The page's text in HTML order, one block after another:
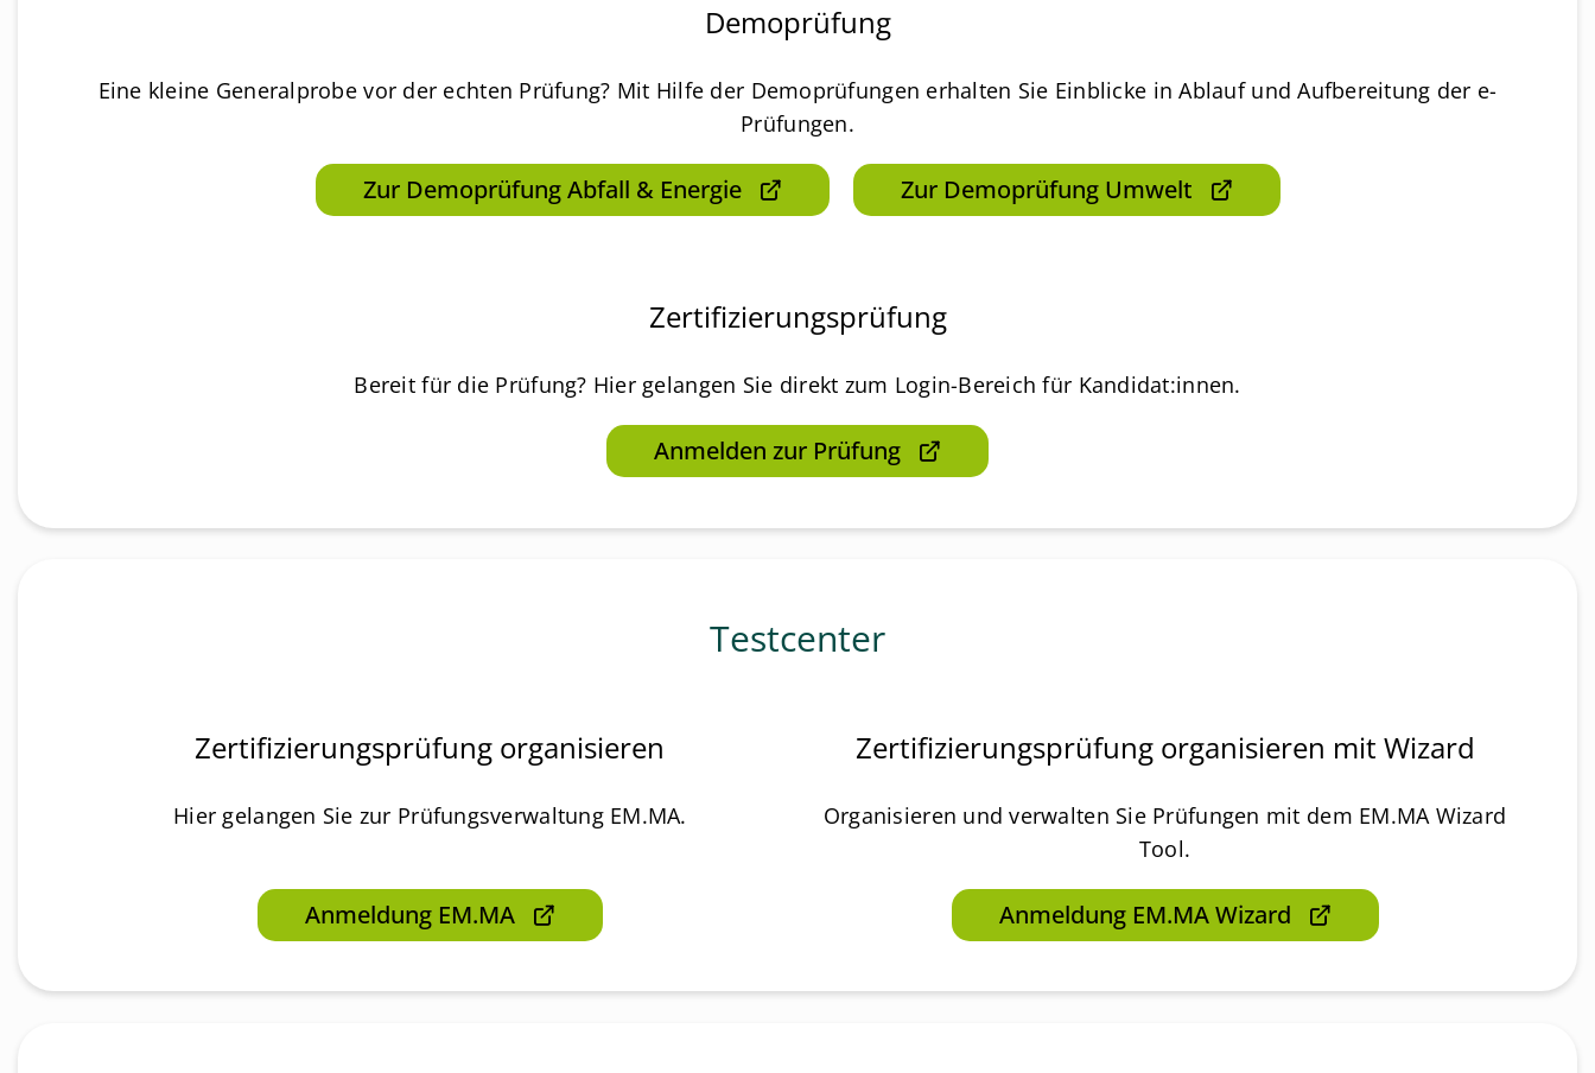
Demoprüfung
Eine kleine Generalprobe vor der echten Prüfung? Mit Hilfe der Demoprüfungen erhalten Sie Einblicke in Ablauf und Aufbereitung der e-
Prüfungen.
Zur Demoprüfung Abfall & Energie Zur Demoprüfung Umwelt
Zertifizierungsprüfung
Bereit für die Prüfung? Hier gelangen Sie direkt zum Login-Bereich für Kandidat:innen.
Anmelden zur Prüfung
Testcenter
Zertifizierungsprüfung organisieren
Hier gelangen Sie zur Prüfungsverwaltung EM.MA.
Anmeldung EM.MA
Zertifizierungsprüfung organisieren mit Wizard
Organisieren und verwalten Sie Prüfungen mit dem EM.MA Wizard
Tool.
Anmeldung EM.MA Wizard